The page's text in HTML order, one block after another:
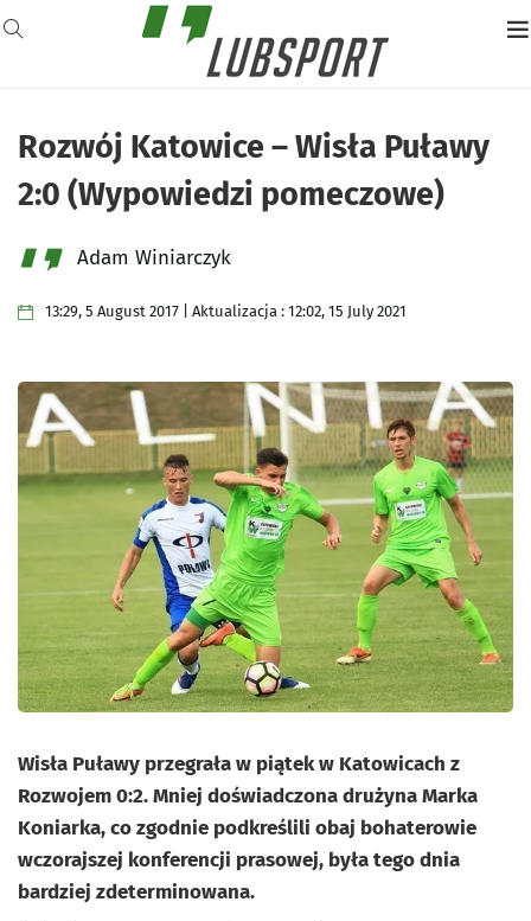
Rozwój Katowice – Wisła Puławy
2:0 (Wypowiedzi pomeczowe)
Adam Winiarczyk
13:29, 5 August 2017 | Aktualizacja : 12:02, 15 July 2021
Wisła Puławy przegrała w piątek w Katowicach z
Rozwojem 0:2. Mniej doświadczona drużyna Marka
Koniarka, co zgodnie podkreślili obaj bohaterowie
wczorajszej konferencji prasowej, była tego dnia
bardziej zdeterminowana.